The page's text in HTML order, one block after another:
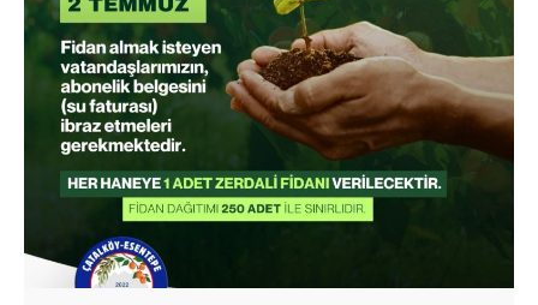
Posted by
murat.sozuak